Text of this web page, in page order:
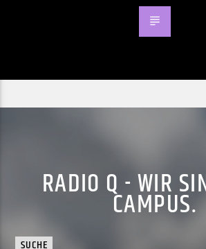
RADIO Q - WIR
CAMPUS.
SUCHE